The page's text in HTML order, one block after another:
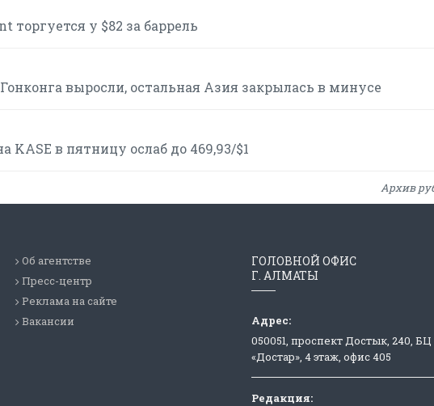
у $82 за баррель
выросли, остальная Азия закрылась в минусе
в пятницу ослаб до 469,93/$1
Архив
Об агентстве
Пресс-центр
Реклама на сайте
Вакансии
ГОЛОВНОЙ ОФИС
Г. АЛМАТЫ
Адрес:
050051, проспект Достык, 240, БЦ
«Достар», 4 этаж, офис 405
Редакция: